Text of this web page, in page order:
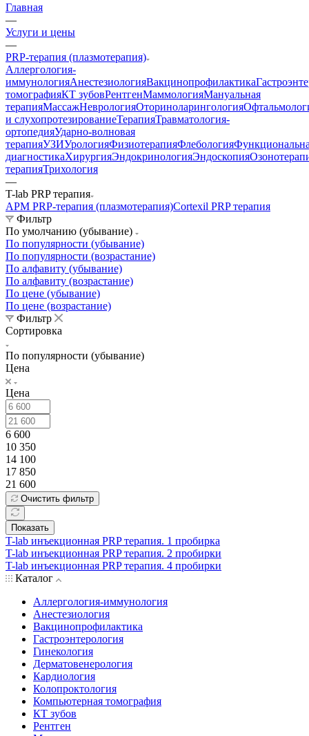
Главная
—
Услуги и цены
—
PRP-терапия (плазмотерапия)
Аллергология-
иммунологияАнестезиологияВакцинопрофилактика
томографияКТ зубовРентгенМаммологияМануальная
терапияМассажНеврологияОториноларингология
и слухопротезированиеТерапияТравматология-
ортопедияУдарно-волновая
терапияУЗИУрологияФизиотерапияФлебология
диагностикаХирургияЭндокринологияЭндоскопия
терапияТрихология
—
T-lab PRP терапия
АРМ PRP-терапия (плазмотерапия)Cortexil PRP терапия
Фильтр
По умолчанию (убывание)
По популярности (убывание)
По популярности (возрастание)
По алфавиту (убывание)
По алфавиту (возрастание)
По цене (убывание)
По цене (возрастание)
Фильтр
Сортировка
По популярности (убывание)
Цена
Цена
6 600
10 350
14 100
17 850
21 600
Очистить фильтр
Показать
T-lab инъекционная PRP терапия. 1 пробирка
T-lab инъекционная PRP терапия. 2 пробирки
T-lab инъекционная PRP терапия. 4 пробирки
Каталог
Аллергология-иммунология
Анестезиология
Вакцинопрофилактика
Гастроэнтерология
Гинекология
Дерматовенерология
Кардиология
Колопроктология
Компьютерная томография
КТ зубов
Рентген